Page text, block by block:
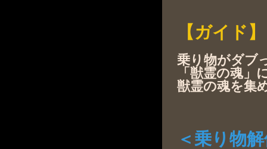
【ガイド】
乗り物がダブ
「獣霊の魂」
獣霊の魂を集
＜乗り物